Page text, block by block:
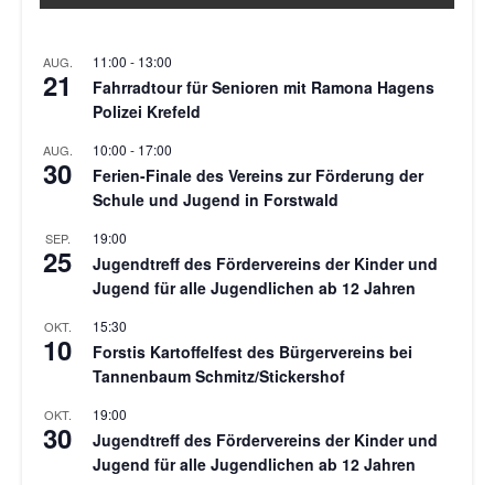
AUG.
21
11:00 - 13:00
Fahrradtour für Senioren mit Ramona Hagens
Polizei Krefeld
AUG.
30
10:00 - 17:00
Ferien-Finale des Vereins zur Förderung der
Schule und Jugend in Forstwald
SEP.
25
19:00
Jugendtreff des Fördervereins der Kinder und
Jugend für alle Jugendlichen ab 12 Jahren
OKT.
10
15:30
Forstis Kartoffelfest des Bürgervereins bei
Tannenbaum Schmitz/Stickershof
OKT.
30
19:00
Jugendtreff des Fördervereins der Kinder und
Jugend für alle Jugendlichen ab 12 Jahren